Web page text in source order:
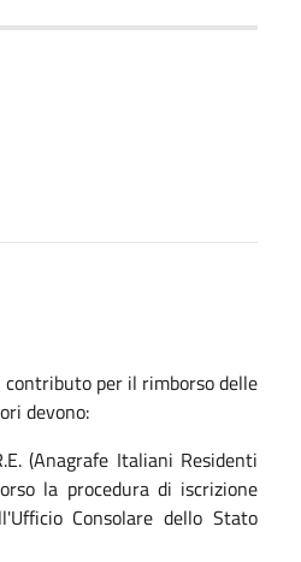
per il rimborso delle
devono:
(Anagrafe Italiani Residenti
la procedura di iscrizione
Consolare dello Stato